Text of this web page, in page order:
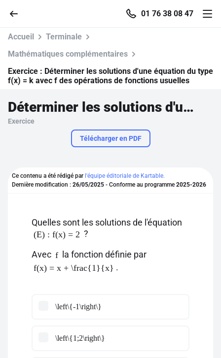
01 76 38 08 47
Accueil
Parcourir
Accueil
Terminale
Mathématiques complémentaires
Exercice : Déterminer les solutions d'une équation du type
f(x) = k avec f des opérations de fonctions usuelles
Déterminer les solutions d'une équation du type f(x) = k avec f des opérations de fonctions usuelles
Exercice
Télécharger en PDF
Ce contenu a été rédigé par l'équipe éditoriale de Kartable.
Dernière modification : 26/05/2025 - Conforme au programme 2025-2026
Quelles sont les solutions de l'équation
(E) : f(x) = 2 ?
Avec f la fonction définie par
f(x) = x + \frac{1}{x} .
\left\{-1\right\}
\left\{1;2\right\}